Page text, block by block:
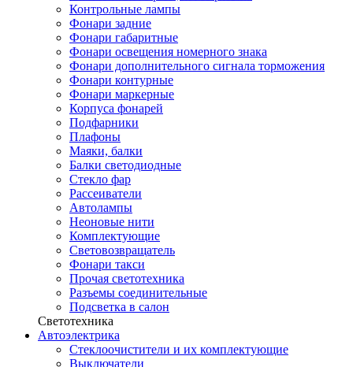
Контрольные лампы
Фонари задние
Фонари габаритные
Фонари освещения номерного знака
Фонари дополнительного сигнала торможения
Фонари контурные
Фонари маркерные
Корпуса фонарей
Подфарники
Плафоны
Маяки, балки
Балки светодиодные
Стекло фар
Рассеиватели
Автолампы
Неоновые нити
Комплектующие
Световозвращатель
Фонари такси
Прочая светотехника
Разъемы соединительные
Подсветка в салон
Светотехника
Автоэлектрика
Стеклоочистители и их комплектующие
Выключатели